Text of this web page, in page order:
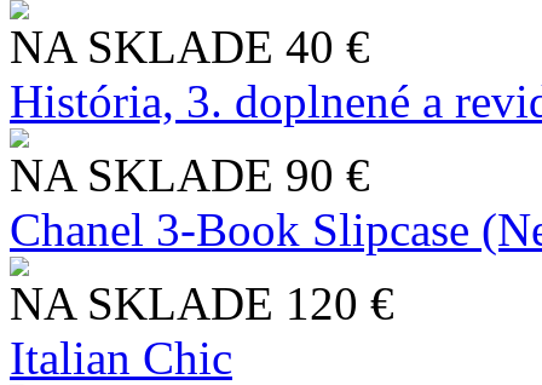
NA SKLADE 40 €
História, 3. doplnené a
NA SKLADE 90 €
Chanel 3-Book Slipcase
NA SKLADE 120 €
Italian Chic